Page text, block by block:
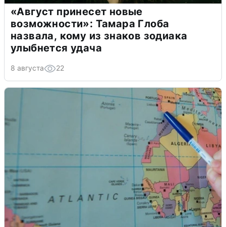
«Август принесет новые
возможности»: Тамара Глоба
назвала, кому из знаков зодиака
улыбнется удача
8 августа 22